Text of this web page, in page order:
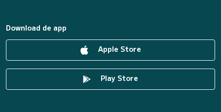
Download de app
Apple Store
Play Store